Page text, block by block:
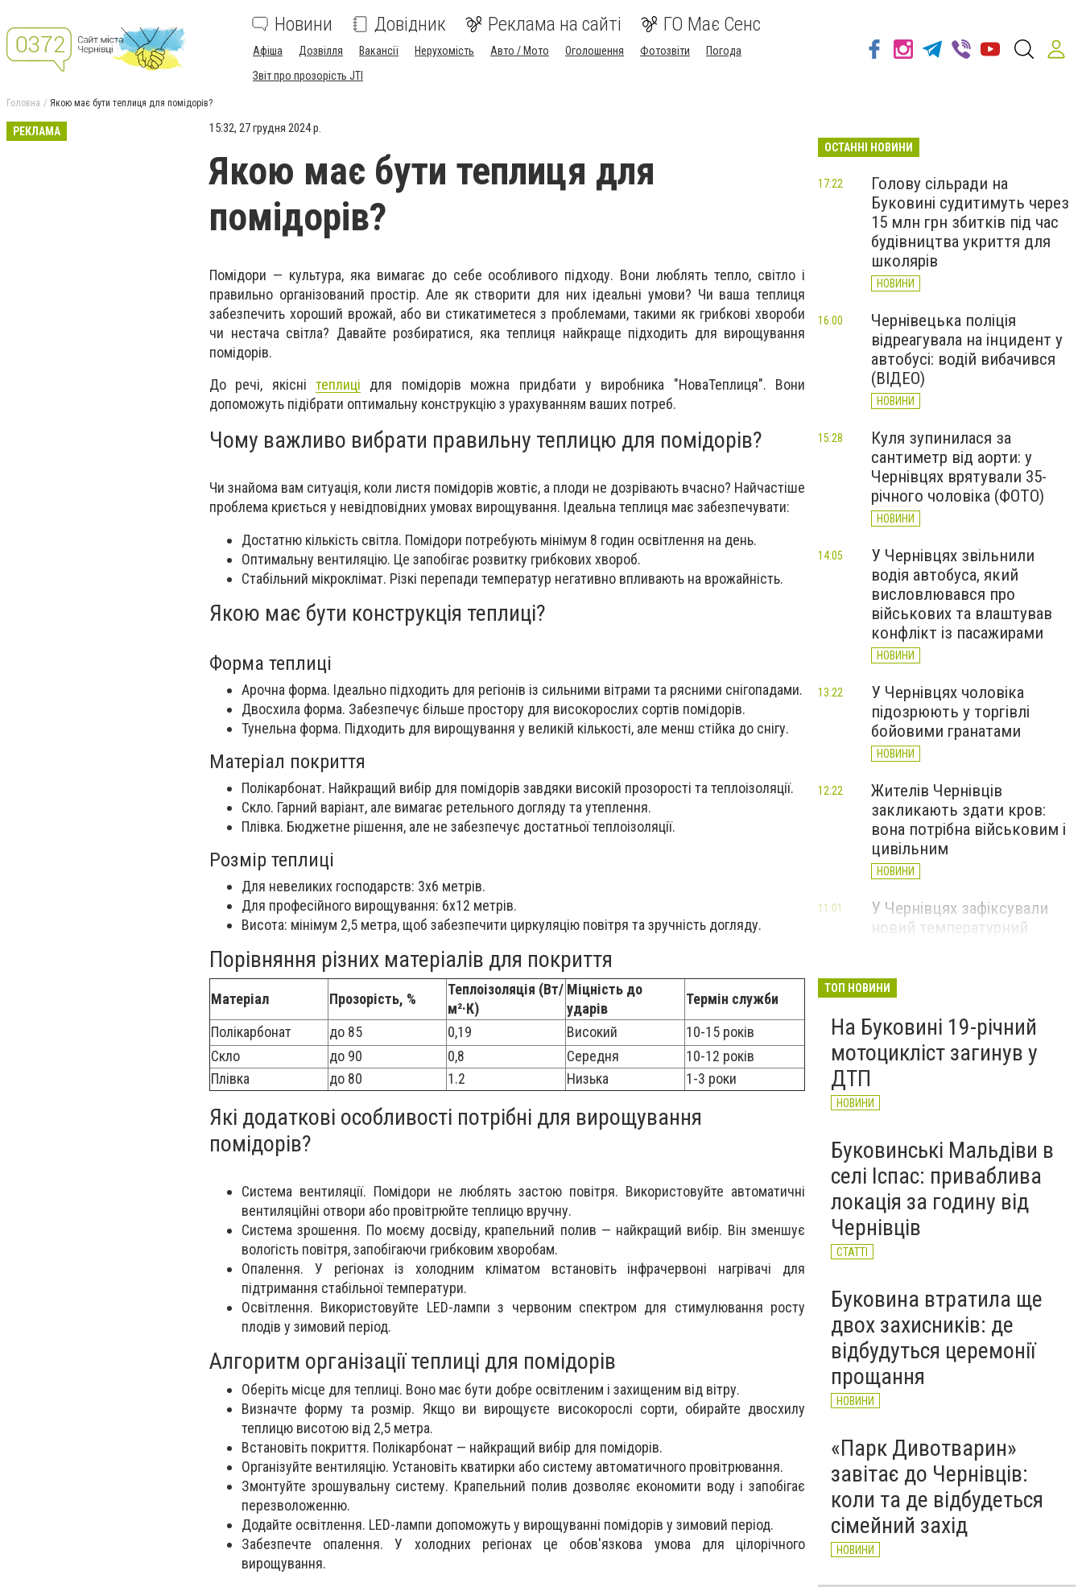
Новини Довідник Реклама на сайті ГО Має Сенс
Афіша Дозвілля Вакансії Нерухомість Авто / Мото Оголошення Фотозвіти
Погода
Звіт про прозорість JTI
Головна Якою має бути теплиця для помідорів?
РЕКЛАМА 15:32, 27 грудня 2024 р.
Якою має бути теплиця для
помідорів?
Помідори — культура, яка вимагає до себе особливого підходу. Вони люблять тепло, світло і
правильно організований простір. Але як створити для них ідеальні умови? Чи ваша теплиця
забезпечить хороший врожай, або ви стикатиметеся з проблемами, такими як грибкові хвороби
чи нестача світла? Давайте розбиратися, яка теплиця найкраще підходить для вирощування
помідорів.
До речі, якіснітеплиці для помідорів можна придбати у виробника "НоваТеплиця". Вони
допоможуть підібрати оптимальну конструкцію з урахуванням ваших потреб.
Чому важливо вибрати правильну теплицю для помідорів?
Чи знайома вам ситуація, коли листя помідорів жовтіє, а плоди не дозрівають вчасно? Найчастіше
проблема криється у невідповідних умовах вирощування. Ідеальна теплиця має забезпечувати:
Достатню кількість світла. Помідори потребують мінімум 8 годин освітлення на день.
Оптимальну вентиляцію. Це запобігає розвитку грибкових хвороб.
Стабільний мікроклімат. Різкі перепади температур негативно впливають на врожайність.
Якою має бути конструкція теплиці?
Форма теплиці
Арочна форма. Ідеально підходить для регіонів із сильними вітрами та рясними снігопадами.
Двосхила форма. Забезпечує більше простору для високорослих сортів помідорів.
Тунельна форма. Підходить для вирощування у великій кількості, але менш стійка до снігу.
Матеріал покриття
Полікарбонат. Найкращий вибір для помідорів завдяки високій прозорості та теплоізоляції.
Скло. Гарний варіант, але вимагає ретельного догляду та утеплення.
Плівка. Бюджетне рішення, але не забезпечує достатньої теплоізоляції.
Розмір теплиці
Для невеликих господарств: 3х6 метрів.
Для професійного вирощування: 6х12 метрів.
Висота: мінімум 2,5 метра, щоб забезпечити циркуляцію повітря та зручність догляду.
Порівняння різних матеріалів для покриття
Матеріал Прозорість, %
Теплоізоляція (Вт/
м²·К)
Міцність до
ударів
Термін служби
Полікарбонат
до 85 0,19 Високий
10-15 років
Скло
до 90 0,8 Середня
10-12 років
Плівка
до 80 1.2 Низька 1-3 роки
Які додаткові особливості потрібні для вирощування
помідорів?
Система вентиляції. Помідори не люблять застою повітря. Використовуйте автоматичні
вентиляційні отвори або провітрюйте теплицю вручну.
Система зрошення. По моєму досвіду, крапельний полив — найкращий вибір. Він зменшує
вологість повітря, запобігаючи грибковим хворобам.
Опалення. У регіонах із холодним кліматом встановіть інфрачервоні нагрівачі для
підтримання стабільної температури.
Освітлення. Використовуйте LED-лампи з червоним спектром для стимулювання росту
плодів у зимовий період.
Алгоритм організації теплиці для помідорів
Оберіть місце для теплиці. Воно має бути добре освітленим і захищеним від вітру.
Визначте форму та розмір. Якщо ви вирощуєте високорослі сорти, обирайте двосхилу
теплицю висотою від 2,5 метра.
Встановіть покриття. Полікарбонат — найкращий вибір для помідорів.
Організуйте вентиляцію. Установіть кватирки або систему автоматичного провітрювання.
Змонтуйте зрошувальну систему. Крапельний полив дозволяє економити воду і запобігає
перезволоженню.
Додайте освітлення. LED-лампи допоможуть у вирощуванні помідорів у зимовий період.
Забезпечте опалення. У холодних регіонах це обов'язкова умова для цілорічного
вирощування.
ОСТАННІ НОВИНИ
Голову сільради на
Буковині судитимуть через
15 млн грн збитків під час
будівництва укриття для
школярів
НОВИНИ
17:22
Чернівецька поліція
відреагувала на інцидент у
автобусі: водій вибачився
(ВІДЕО)
НОВИНИ
16:00
Куля зупинилася за
сантиметр від аорти: у
Чернівцях врятували 35-
річного чоловіка (ФОТО)
НОВИНИ
15:28
У Чернівцях звільнили
водія автобуса, який
висловлювався про
військових та влаштував
конфлікт із пасажирами
НОВИНИ
14:05
У Чернівцях чоловіка
підозрюють у торгівлі
бойовими гранатами
НОВИНИ
13:22
Жителів Чернівців
закликають здати кров:
вона потрібна військовим і
цивільним
НОВИНИ
12:22
У Чернівцях зафіксували
новий температурний
11:01
області обмежили рух
великовагового транспорту
НОВИНИ
ТОП НОВИНИ
На Буковині 19-річний
мотоцикліст загинув у
ДТП
НОВИНИ
Буковинські Мальдіви в
селі Іспас: приваблива
локація за годину від
Чернівців
СТАТТІ
Буковина втратила ще
двох захисників: де
відбудуться церемонії
прощання
НОВИНИ
«Парк Дивотварин»
завітає до Чернівців:
коли та де відбудеться
сімейний захід
НОВИНИ